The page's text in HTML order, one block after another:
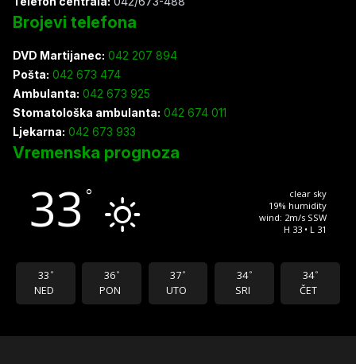
Brojevi telefona
DVD Martijanec: 042 207 894
Pošta: 042 673 474
Ambulanta: 042 673 925
Stomatološka ambulanta: 042 674 011
Ljekarna: 042 673 933
Vremenska prognoza
33 °
clear sky
19% humidity
wind: 2m/s SSW
H 33 • L 31
33 °
NED
36 °
PON
37 °
UTO
34 °
SRI
34 °
ČET